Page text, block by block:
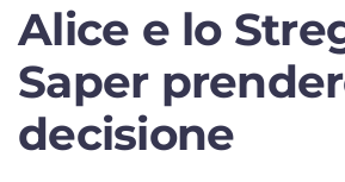
Alice e lo
Saper
decisione